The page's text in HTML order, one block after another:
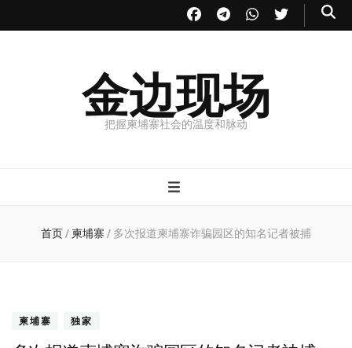
金边现场
把握柬埔寨社会的温度和脉动
首页/ 柬埔寨 / 多次报道柬埔寨诈骗园区的知名记者被捕
柬埔寨 独家